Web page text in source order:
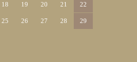
18 19 20 21 22
25 26 27 28 29